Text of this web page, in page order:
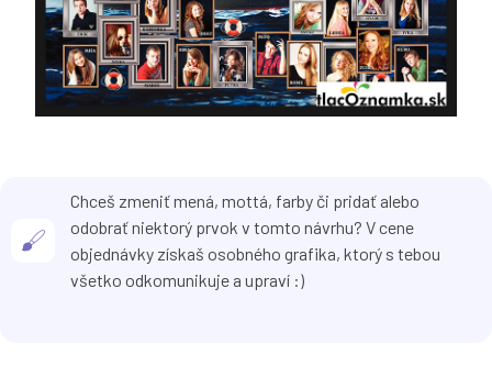
Chceš zmeniť mená, mottá, farby či pridať alebo
odobrať niektorý prvok v tomto návrhu? V cene
objednávky získaš osobného grafika, ktorý s tebou
všetko odkomunikuje a upraví :)